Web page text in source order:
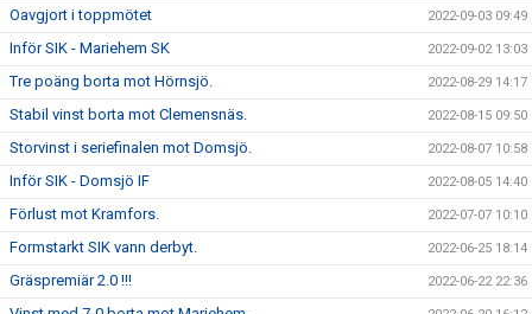
Oavgjort i toppmötet 2022-09-03 09:49
Inför SIK - Mariehem SK 2022-09-02 13:03
Tre poäng borta mot Hörnsjö. 2022-08-29 14:17
Stabil vinst borta mot Clemensnäs. 2022-08-15 09:50
Storvinst i seriefinalen mot Domsjö. 2022-08-07 10:58
Inför SIK - Domsjö IF 2022-08-05 14:40
Förlust mot Kramfors. 2022-07-07 10:10
Formstarkt SIK vann derbyt. 2022-06-25 18:14
Gräspremiär 2.0 !!! 2022-06-22 22:36